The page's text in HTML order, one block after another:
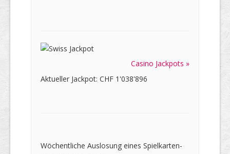
Casino Jackpots »
Aktueller Jackpot: CHF 1'038'896
Wöchentliche Auslosung eines Spielkarten-